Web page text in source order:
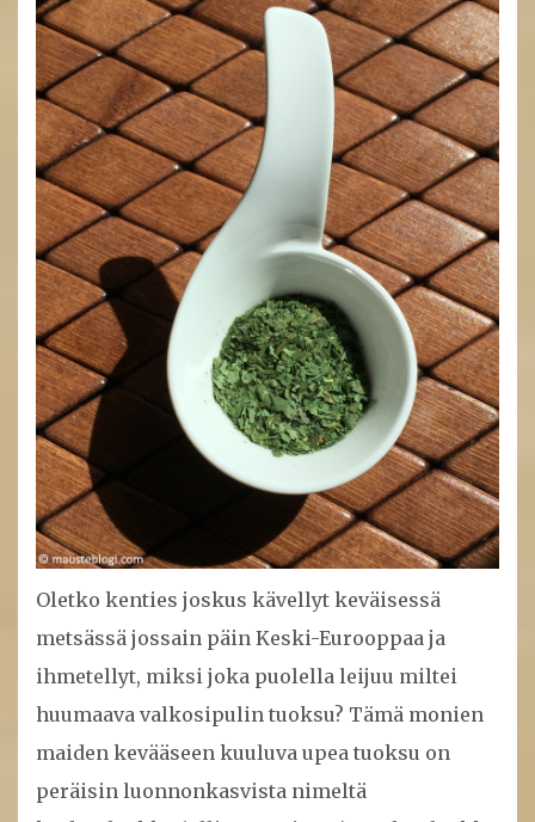
Oletko kenties joskus kävellyt keväisessä
metsässä jossain päin Keski-Eurooppaa ja
ihmetellyt, miksi joka puolella leijuu miltei
huumaava valkosipulin tuoksu? Tämä monien
maiden kevääseen kuuluva upea tuoksu on
peräisin luonnonkasvista nimeltä